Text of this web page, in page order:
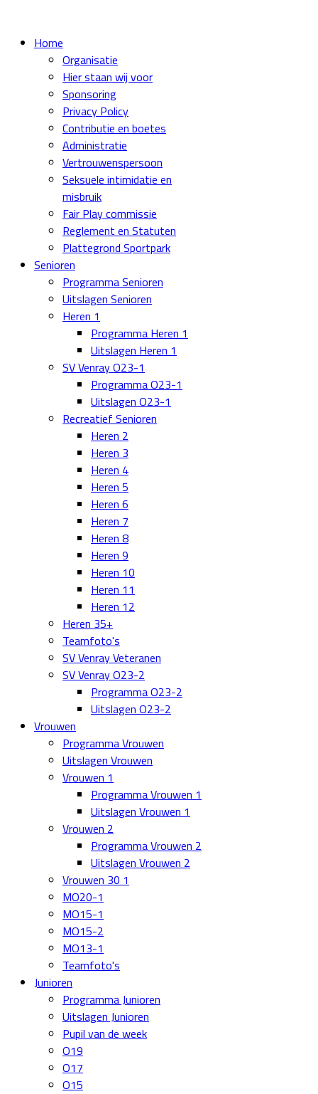
Home
Organisatie
Hier staan wij voor
Sponsoring
Privacy Policy
Contributie en boetes
Administratie
Vertrouwenspersoon
Seksuele intimidatie en
misbruik
Fair Play commissie
Reglement en Statuten
Plattegrond Sportpark
Senioren
Programma Senioren
Uitslagen Senioren
Heren 1
Programma Heren 1
Uitslagen Heren 1
SV Venray O23-1
Programma O23-1
Uitslagen O23-1
Recreatief Senioren
Heren 2
Heren 3
Heren 4
Heren 5
Heren 6
Heren 7
Heren 8
Heren 9
Heren 10
Heren 11
Heren 12
Heren 35+
Teamfoto's
SV Venray Veteranen
SV Venray O23-2
Programma O23-2
Uitslagen O23-2
Vrouwen
Programma Vrouwen
Uitslagen Vrouwen
Vrouwen 1
Programma Vrouwen 1
Uitslagen Vrouwen 1
Vrouwen 2
Programma Vrouwen 2
Uitslagen Vrouwen 2
Vrouwen 30 1
MO20-1
MO15-1
MO15-2
MO13-1
Teamfoto's
Junioren
Programma Junioren
Uitslagen Junioren
Pupil van de week
O19
O17
O15